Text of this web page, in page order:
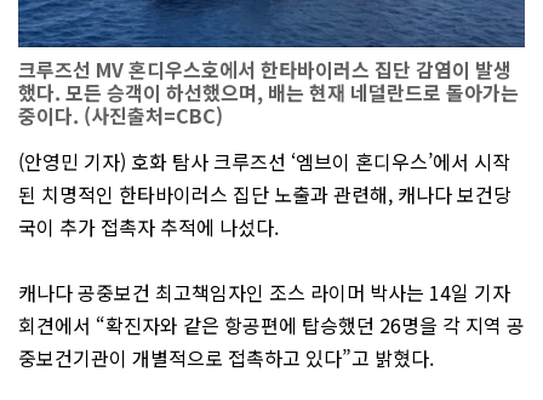
크루즈선 MV 혼디우스호에서 한타바이러스 집단 감염이 발생
했다. 모든 승객이 하선했으며, 배는 현재 네덜란드로 돌아가는
중이다. (사진출처=CBC)
(안영민 기자) 호화 탐사 크루즈선 ‘엠브이 혼디우스’에서 시작
된 치명적인 한타바이러스 집단 노출과 관련해, 캐나다 보건당
국이 추가 접촉자 추적에 나섰다.
캐나다 공중보건 최고책임자인 조스 라이머 박사는 14일 기자
회견에서 “확진자와 같은 항공편에 탑승했던 26명을 각 지역 공
중보건기관이 개별적으로 접촉하고 있다”고 밝혔다.